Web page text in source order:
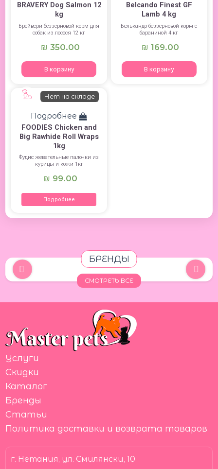
BRAVERY Dog Salmon 12
kg
Брейвери беззерновой корм для
собак из лосося 12 кг
₪ 350.00
В корзину
Belcando Finest GF
Lamb 4 kg
Белькандо беззерновой корм с
бараниной 4 кг
₪ 169.00
В корзину
Нет на складе
Подробнее
FOODIES Chicken and
Big Rawhide Roll Wraps
1kg
Фудис жевательные палочки из
курицы и кожи 1кг
₪ 99.00
Подробнее
БРЕНДЫ
СМОТРЕТЬ ВСЕ
г. Нетания, ул. Смилянски, 10
Услуги
Скидки
Каталог
Бренды
Статьи
Политика доставки и возврата товаров